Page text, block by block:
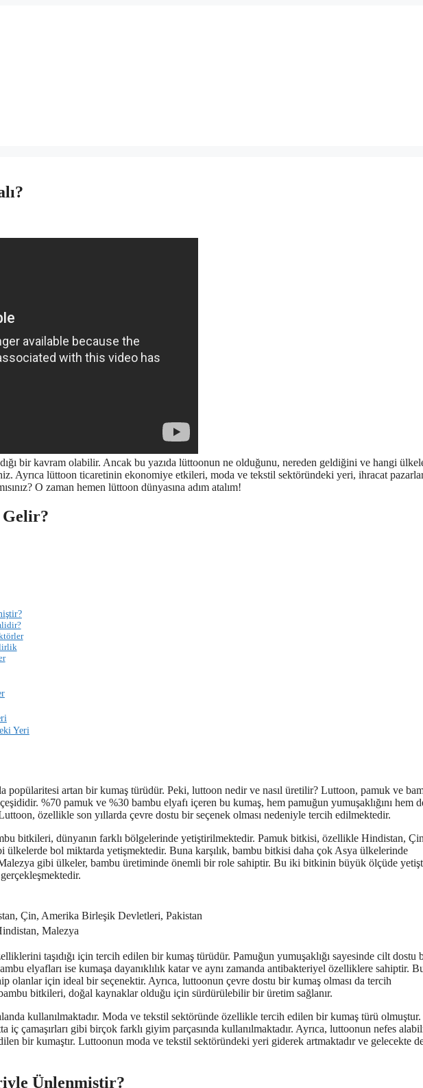
bir kavram olabilir. Ancak bu yazıda lüttoonun ne olduğunu, nereden geldiğini ve hangi
Ayrıca lüttoon ticaretinin ekonomiye etkileri, moda ve tekstil sektöründeki yeri, ihracat
O zaman hemen lüttoon dünyasına adım atalım!
Gelir?
Yeri
popülaritesi artan bir kumaş türüdür. Peki, luttoon nedir ve nasıl üretilir? Luttoon, pamuk ve
%70 pamuk ve %30 bambu elyafı içeren bu kumaş, hem pamuğun yumuşaklığını hem
özellikle son yıllarda çevre dostu bir seçenek olması nedeniyle tercih edilmektedir.
bitkileri, dünyanın farklı bölgelerinde yetiştirilmektedir. Pamuk bitkisi, özellikle Hindistan,
bol miktarda yetişmektedir. Buna karşılık, bambu bitkisi daha çok Asya ülkelerinde
gibi ülkeler, bambu üretiminde önemli bir role sahiptir. Bu iki bitkinin büyük ölçüde
Çin, Amerika Birleşik Devletleri, Pakistan
Malezya
taşıdığı için tercih edilen bir kumaş türüdür. Pamuğun yumuşaklığı sayesinde cilt dostu
elyafları ise kumaşa dayanıklılık katar ve aynı zamanda antibakteriyel özelliklere sahiptir.
olanlar için ideal bir seçenektir. Ayrıca, luttoonun çevre dostu bir kumaş olması da tercih
bitkileri, doğal kaynaklar olduğu için sürdürülebilir bir üretim sağlanır.
kullanılmaktadır. Moda ve tekstil sektöründe özellikle tercih edilen bir kumaş türü olmuştur.
çamaşırları gibi birçok farklı giyim parçasında kullanılmaktadır. Ayrıca, luttoonun nefes
bir kumaştır. Luttoonun moda ve tekstil sektöründeki yeri giderek artmaktadır ve gelecekte
Ünlenmiştir?